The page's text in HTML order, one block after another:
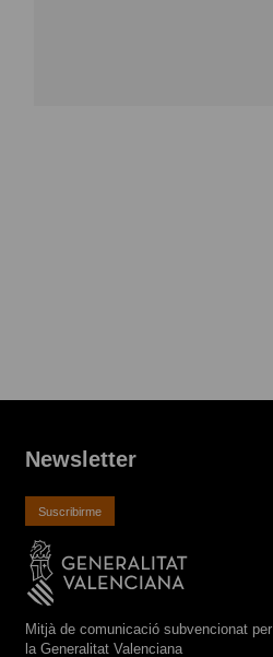
Newsletter
Suscribirme
Mitjà de comunicació subvencionat per
la Generalitat Valenciana